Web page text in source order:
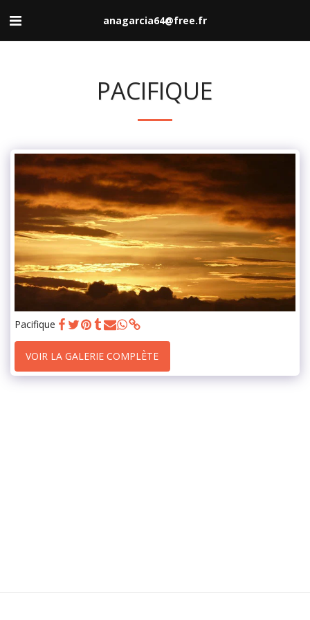
anagarcia64@free.fr
PACIFIQUE
Pacifique
VOIR LA GALERIE COMPLÈTE